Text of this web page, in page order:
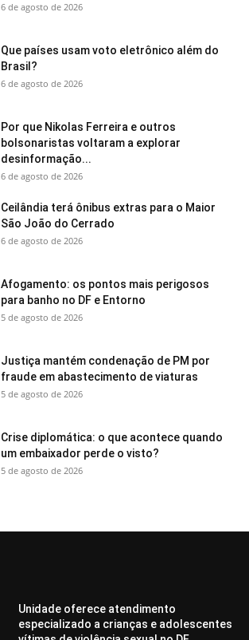
6 de agosto de 2026
Que países usam voto eletrônico além do
Brasil?
6 de agosto de 2026
Por que Nikolas Ferreira e outros
bolsonaristas voltaram a explorar
desinformação...
6 de agosto de 2026
Ceilândia terá ônibus extras para o Maior
São João do Cerrado
6 de agosto de 2026
Afogamento: os pontos mais perigosos
para banho no DF e Entorno
5 de agosto de 2026
Justiça mantém condenação de PM por
fraude em abastecimento de viaturas
5 de agosto de 2026
Crise diplomática: o que acontece quando
um embaixador perde o visto?
5 de agosto de 2026
Unidade oferece atendimento
especializado a crianças e adolescentes